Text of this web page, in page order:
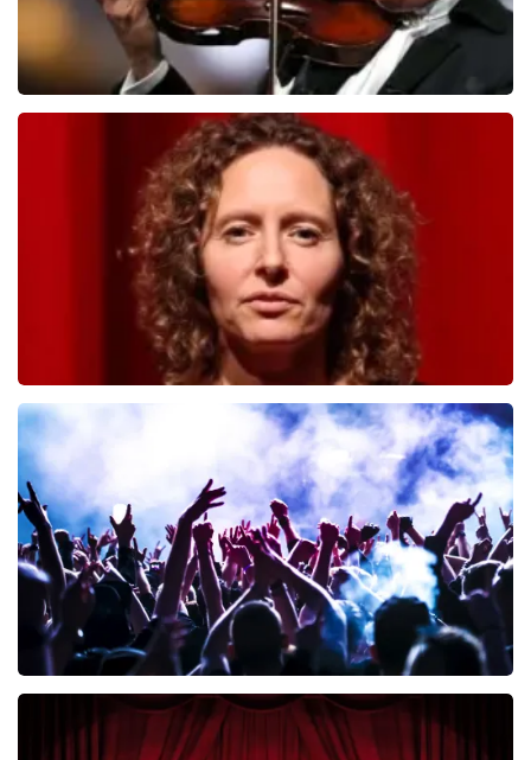
Andre Rieu
laatste 30 minuten
BESTEL NU
Esther van der Voort
BESTEL NU
Megadeth
laatste 30 minuten